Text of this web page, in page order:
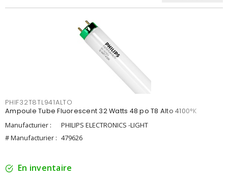
PHIF32T8TL941ALTO
Ampoule Tube Fluorescent 32 Watts 48 po T8 Alto 4100°K
Manufacturier :
PHILIPS ELECTRONICS -LIGHT
# Manufacturier : 479626
En inventaire